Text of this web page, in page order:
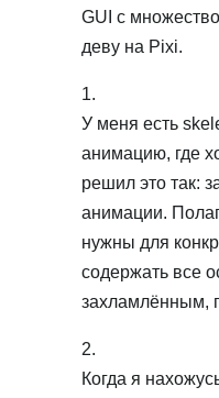
GUI с
деву на Pixi.
1.
У меня есть
анимацию, где
решил это так:
анимации.
нужны для
содержать все
захламлённым,
2.
Когда я